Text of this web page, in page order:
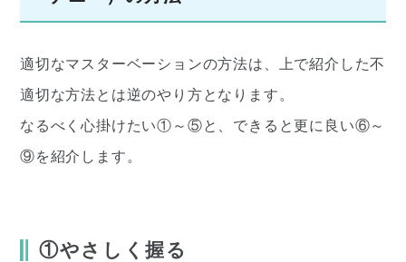
適切なマスターベーションの方法は、上で紹介した不
適切な方法とは逆のやり方となります。
なるべく心掛けたい①～⑤と、できると更に良い⑥～
⑨を紹介します。
①やさしく握る